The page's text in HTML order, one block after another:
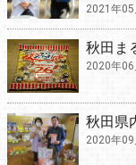
2021年05
秋田ま
2020年06
秋田県
2020年09